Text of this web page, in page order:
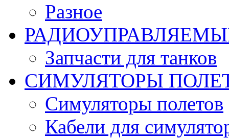
Разное
Запчасти для танков
СИМУЛЯТОРЫ
Симуляторы полетов
Кабели для